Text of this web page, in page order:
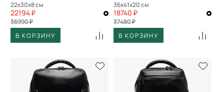
22x30x8 см
22194 ₽
36990 ₽
В КОРЗИНУ
36x41x20 см
18740 ₽
37480 ₽
В КОРЗИНУ